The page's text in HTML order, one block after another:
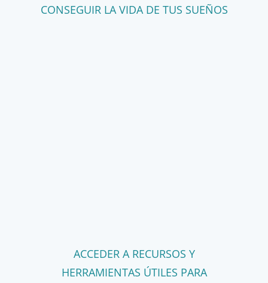
CONSEGUIR LA VIDA DE TUS SUEÑOS
ACCEDER A RECURSOS Y
HERRAMIENTAS ÚTILES PARA